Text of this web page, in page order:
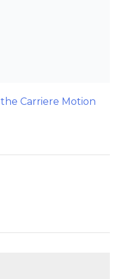
Carriere Motion